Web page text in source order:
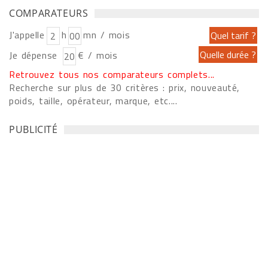
COMPARATEURS
J'appelle h
mn / mois
Je dépense
€ / mois
Retrouvez tous nos comparateurs complets...
Recherche sur plus de 30 critères : prix, nouveauté,
poids, taille, opérateur, marque, etc....
PUBLICITÉ